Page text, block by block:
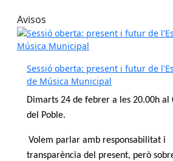
Avisos
Sessió oberta: present i futur de
de Música Municipal
Dimarts 24 de febrer a les 20.00h al
del Poble.
Volem parlar amb responsabilitat i
transparència del present, però